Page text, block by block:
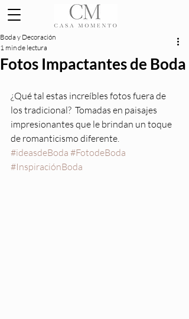
Fotos Impactantes de Boda
Boda y Decoración
1 min de lectura
¿Qué tal estas increíbles fotos fuera de
los tradicional?  Tomadas en paisajes
impresionantes que le brindan un toque
de romanticismo diferente.
#ideasdeBoda #FotodeBoda
#InspiraciónBoda